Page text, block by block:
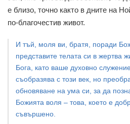
е близо, точно както в дните на
по-благочестив живот.
И тъй, моля ви, братя, поради
представите телата си в жертва
Бога, като ваше духовно
съобразява с този век, но
обновяване на ума си, за да
Божията воля – това, което е
съвършено.